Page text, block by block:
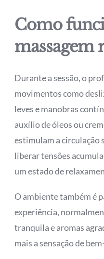
Como
massagem
Durante a sessão, o
movimentos como
leves e manobras
auxílio de óleos ou
estimulam a circulação
liberar tensões
um estado de
O ambiente também é
experiência,
tranquila e aromas
mais a sensação de